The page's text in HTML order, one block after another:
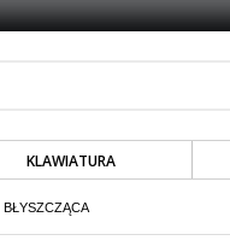
KLAWIATURA
BŁYSZCZĄCA